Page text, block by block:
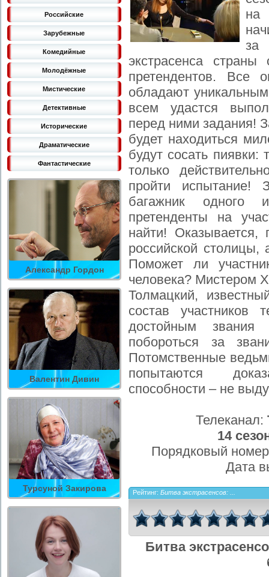
Российские
Зарубежные
Комедийные
Молодёжные
Мистические
Детективные
Исторические
Драматические
Фантастические
Александр Гордон
Валентин Дивин
Турсуной Закирова
на
экстрасенса страны
претендентов. Все
обладают
всем удастся
перед ними задания!
будет находиться
будут сосать пиявки:
только
пройти испытание!
багажник одного
претенденты на
найти!
российской столицы,
Поможет ли
человека? Мистером
Толмацкий,
состав участников
достойным звания
побороться за
Потомственные
попытаются
способности – не
Телеканал:
14
Порядковый
Дата
Рейтинг: Битва экстрасенсов: ...
Битва